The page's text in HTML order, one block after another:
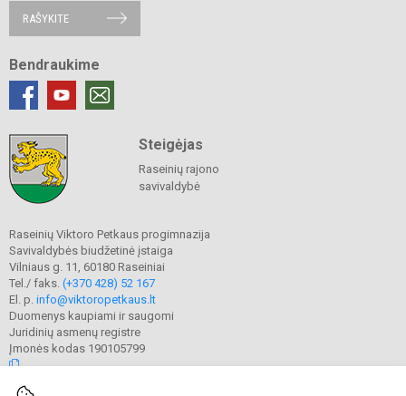
RAŠYKITE
Bendraukime
Steigėjas
Raseinių rajono
savivaldybė
Raseinių Viktoro Petkaus progimnazija
Savivaldybės biudžetinė įstaiga
Vilniaus g. 11, 60180 Raseiniai
Tel./ faks. (+370 428) 52 167
El. p. info@viktoropetkaus.lt
Duomenys kaupiami ir saugomi
Juridinių asmenų registre
Įmonės kodas 190105799